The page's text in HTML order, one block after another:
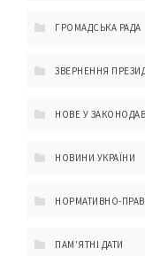
ГРОМАДСЬКА РАДА
ЗВЕРНЕННЯ
НОВЕ У
НОВИНИ УКРАЇНИ
НОРМАТИВНО-
ПАМ'ЯТНІ ДАТИ